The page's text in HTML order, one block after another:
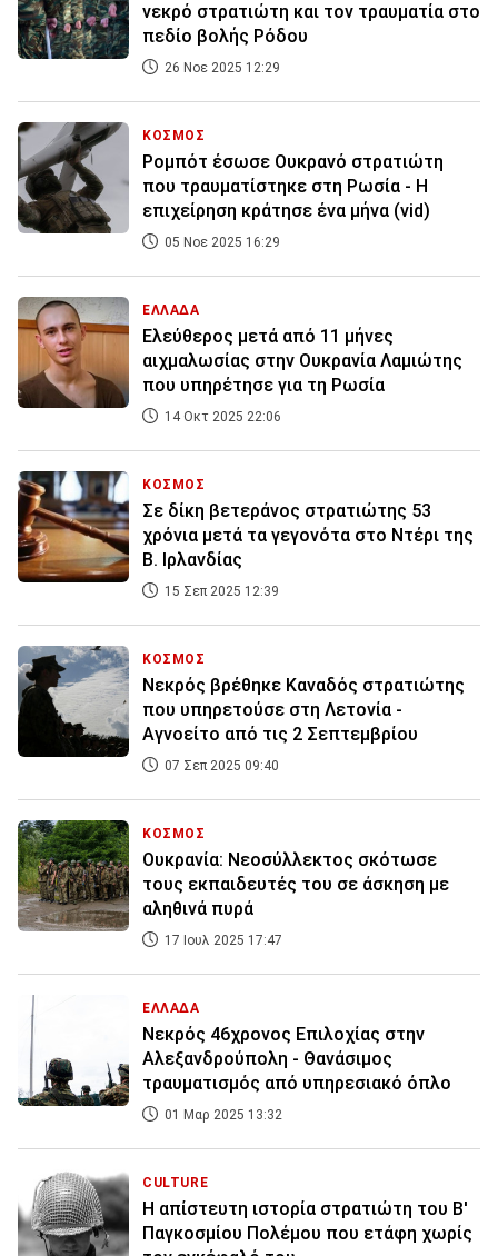
νεκρό στρατιώτη και τον τραυματία στο
πεδίο βολής Ρόδου
26 Νοε 2025 12:29
ΚΟΣΜΟΣ
Ρομπότ έσωσε Ουκρανό στρατιώτη
που τραυματίστηκε στη Ρωσία - Η
επιχείρηση κράτησε ένα μήνα (vid)
05 Νοε 2025 16:29
ΕΛΛΑΔΑ
Ελεύθερος μετά από 11 μήνες
αιχμαλωσίας στην Ουκρανία Λαμιώτης
που υπηρέτησε για τη Ρωσία
14 Οκτ 2025 22:06
ΚΟΣΜΟΣ
Σε δίκη βετεράνος στρατιώτης 53
χρόνια μετά τα γεγονότα στο Ντέρι της
Β. Ιρλανδίας
15 Σεπ 2025 12:39
ΚΟΣΜΟΣ
Νεκρός βρέθηκε Καναδός στρατιώτης
που υπηρετούσε στη Λετονία -
Αγνοείτο από τις 2 Σεπτεμβρίου
07 Σεπ 2025 09:40
ΚΟΣΜΟΣ
Ουκρανία: Νεοσύλλεκτος σκότωσε
τους εκπαιδευτές του σε άσκηση με
αληθινά πυρά
17 Ιουλ 2025 17:47
ΕΛΛΑΔΑ
Νεκρός 46χρονος Επιλοχίας στην
Αλεξανδρούπολη - Θανάσιμος
τραυματισμός από υπηρεσιακό όπλο
01 Μαρ 2025 13:32
CULTURE
H απίστευτη ιστορία στρατιώτη του Β'
Παγκοσμίου Πολέμου που ετάφη χωρίς